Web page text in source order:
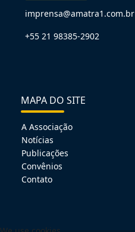
imprensa@amatra1.com.br
+55 21 98385-2902
MAPA DO SITE
A Associação
Notícias
Publicações
Convênios
Contato